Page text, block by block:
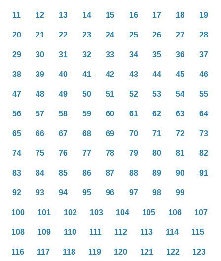
11 12 13 14 15 16 17 18 19
20 21 22 23 24 25 26 27 28
29 30 31 32 33 34 35 36 37
38 39 40 41 42 43 44 45 46
47 48 49 50 51 52 53 54 55
56 57 58 59 60 61 62 63 64
65 66 67 68 69 70 71 72 73
74 75 76 77 78 79 80 81 82
83 84 85 86 87 88 89 90 91
92 93 94 95 96 97 98 99
100 101 102 103 104 105 106 107
108 109 110 111 112 113 114 115
116 117 118 119 120 121 122 123